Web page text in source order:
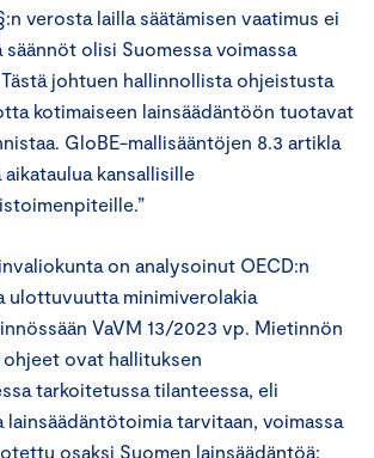
verosta lailla säätämisen vaatimus ei
olisi Suomessa voimassa
johtuen hallinnollista ohjeistusta
kotimaiseen lainsäädäntöön tuotavat
GloBE-mallisääntöjen 8.3 artikla
aikataulua kansallisille
on analysoinut OECD:n
ulottuvuutta minimiverolakia
VaVM 13/2023 vp. Mietinnön
ohjeet ovat hallituksen
tarkoitetussa tilanteessa, eli
lainsäädäntötoimia tarvitaan, voimassa
osaksi Suomen lainsäädäntöä: